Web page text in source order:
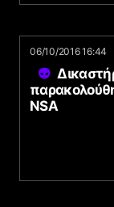
06/10/2016 16:44
NSA